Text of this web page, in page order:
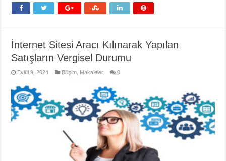
İnternet Sitesi Aracı Kılınarak Yapılan
Satışların Vergisel Durumu
Eylül 9, 2024 Bilişim, Makaleler 0